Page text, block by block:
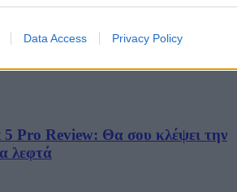
Data Access Privacy Policy
Pro Review: Θα σου κλέψει την
λεφτά